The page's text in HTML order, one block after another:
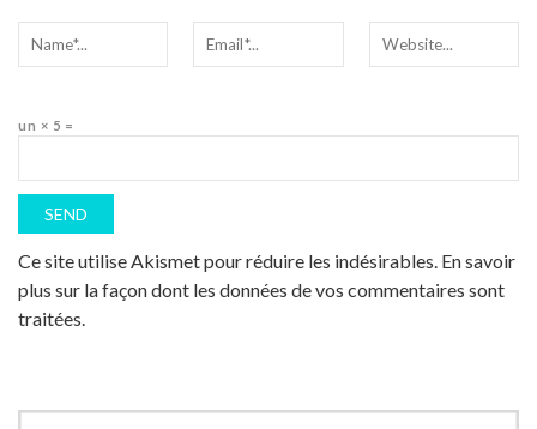
un × 5 =
Ce site utilise Akismet pour réduire les indésirables. En savoir
plus sur la façon dont les données de vos commentaires sont
traitées.